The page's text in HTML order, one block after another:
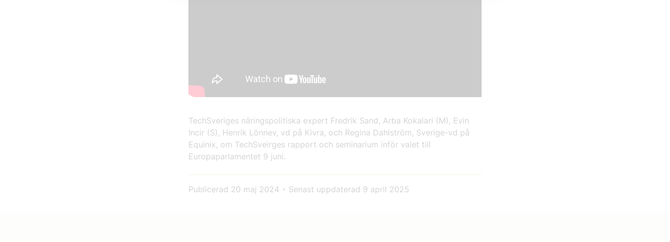
TechSveriges näringspolitiska expert Fredrik Sand, Arba Kokalari (M), Evin
Incir (S), Henrik Lönnev, vd på Kivra, och Regina Dahlström, Sverige-vd på
Equinix, om TechSveirges rapport och seminarium inför valet till
Europaparlamentet 9 juni.
Publicerad 20 maj 2024 • Senast uppdaterad 9 april 2025